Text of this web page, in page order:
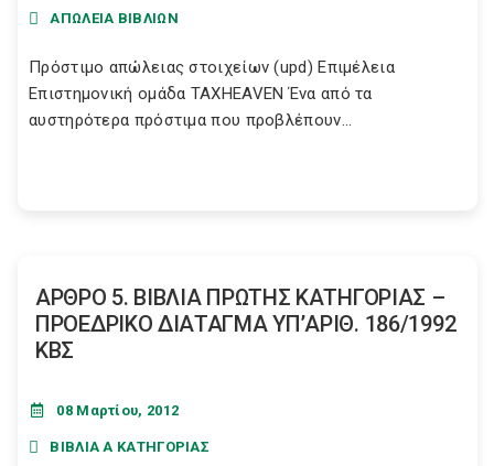
ΑΠΩΛΕΙΑ ΒΙΒΛΙΩΝ
Πρόστιμο απώλειας στοιχείων (upd) Επιμέλεια
Επιστημονική ομάδα TAXHEAVEN Ένα από τα
αυστηρότερα πρόστιμα που προβλέπουν...
ΑΡΘΡΟ 5. ΒΙΒΛΙΑ ΠΡΩΤΗΣ ΚΑΤΗΓΟΡΙΑΣ –
ΠΡΟΕΔΡΙΚΟ ΔΙΑΤΑΓΜΑ ΥΠ’ΑΡΙΘ. 186/1992
ΚΒΣ
08 Μαρτίου, 2012
ΒΙΒΛΙΑ Α ΚΑΤΗΓΟΡΙΑΣ